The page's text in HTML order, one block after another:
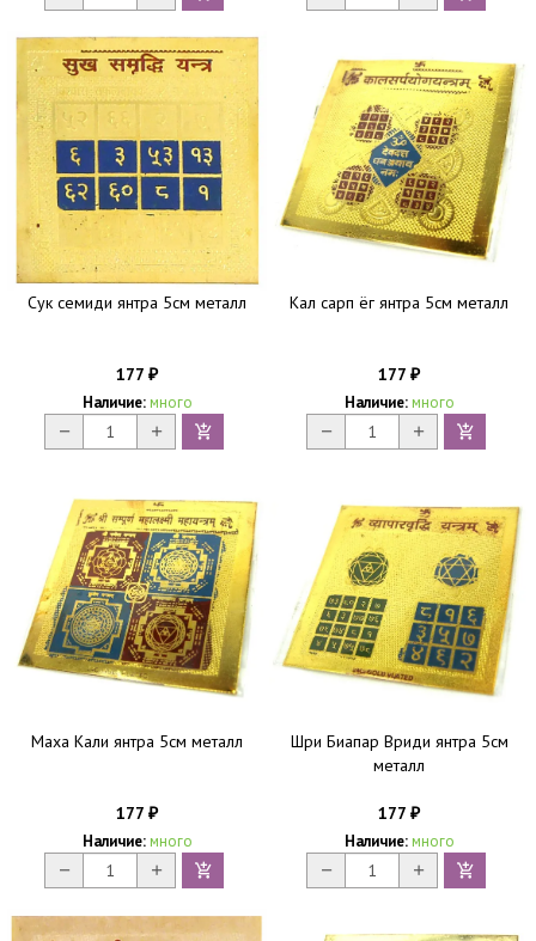
Сук семиди янтра 5см металл
177 ₽
Наличие: много
Кал сарп ёг янтра 5см металл
177 ₽
Наличие: много
Маха Кали янтра 5см металл
177 ₽
Наличие: много
Шри Биапар Вриди янтра 5см
металл
177 ₽
Наличие: много